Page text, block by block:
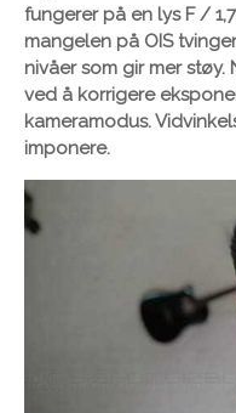
fungerer på en lys F /
mangelen på OIS
nivåer som gir mer
ved å korrigere
kameramodus.
imponere.